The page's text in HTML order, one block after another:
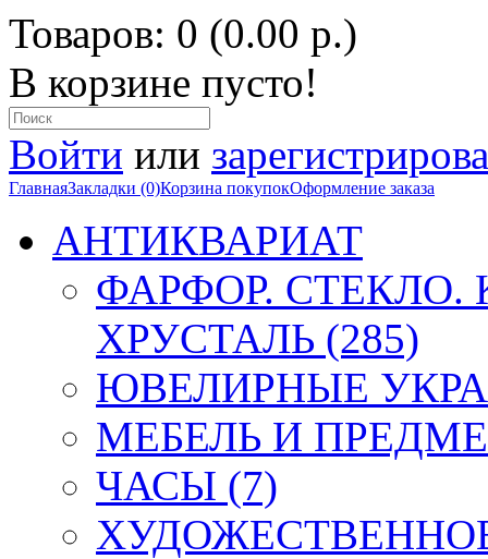
Товаров: 0 (0.00 р.)
В корзине пусто!
Войти или
ГлавнаяЗакладки (0)Корзина покупокОформление заказа
АНТИКВАРИАТ
ФАРФОР.
ХРУСТАЛЬ (285)
ЮВЕЛИРНЫЕ
МЕБЕЛЬ И
ЧАСЫ (7)